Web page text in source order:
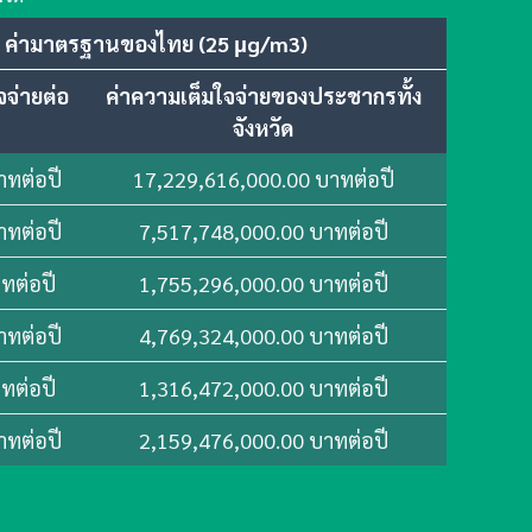
ค่ามาตรฐานของไทย (25 μg/m3)
จ่ายต่อ
ค่าความเต็มใจจ่ายของประชากรทั้ง
จังหวัด
ทต่อปี
17,229,616,000.00 บาทต่อปี
ทต่อปี
7,517,748,000.00 บาทต่อปี
ทต่อปี
1,755,296,000.00 บาทต่อปี
ทต่อปี
4,769,324,000.00 บาทต่อปี
ทต่อปี
1,316,472,000.00 บาทต่อปี
ทต่อปี
2,159,476,000.00 บาทต่อปี